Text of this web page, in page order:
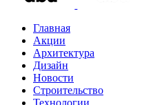
Главная
Акции
Архитектура
Дизайн
Новости
Строительство